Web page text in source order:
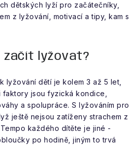
Vrácení a výměna zboží
dětských lyží pro začátečníky,
z lyžování, motivací a tipy, kam s
začít lyžovat?
lyžování dětí je kolem 3 až 5 let,
jsou fyzická kondice,
a spolupráce. S lyžováním pro
ještě nejsou zatíženy strachem z
každého dítěte je jiné -
po hodině, jiným to trvá